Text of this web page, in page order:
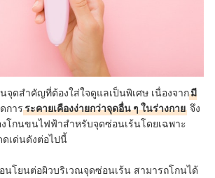
จุดสำคัญที่ต้องใส่ใจดูแลเป็นพิเศษ เนื่องจากมี
การระคายเคืองง่ายกว่าจุดอื่น ๆ ในร่างกาย จึง
งโกนขนไฟฟ้าสำหรับจุดซ่อนเร้นโดยเฉพาะ
เด่นดังต่อไปนี้
นโยนต่อผิวบริเวณจุดซ่อนเร้น สามารถโกนได้